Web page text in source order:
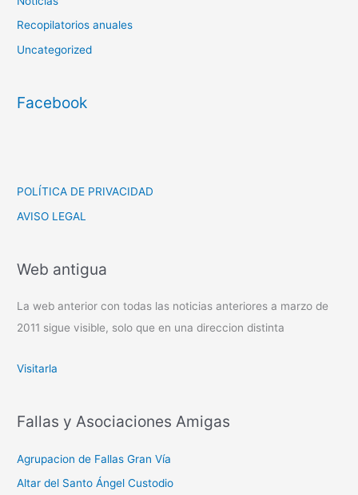
Recopilatorios anuales
Uncategorized
Facebook
POLÍTICA DE PRIVACIDAD
AVISO LEGAL
Web antigua
La web anterior con todas las noticias anteriores a marzo de
2011 sigue visible, solo que en una direccion distinta
Visitarla
Fallas y Asociaciones Amigas
Agrupacion de Fallas Gran Vía
Altar del Santo Ángel Custodio